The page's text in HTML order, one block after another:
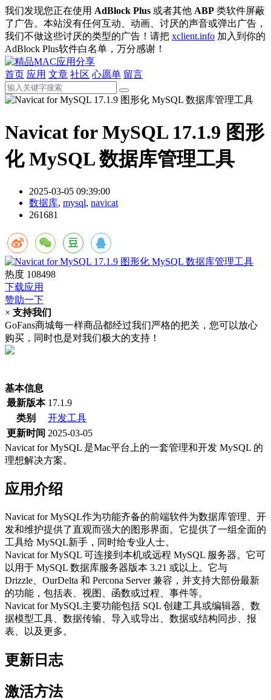
我们发现您正在使用 AdBlock Plus 或者其他 ABP 类软件屏蔽
了广告。本站没有任何互动、动画、讨厌的声音或弹出广告，
我们不做这些讨厌的类型的广告！请把 xclient.info 加入到你的
AdBlock Plus软件白名单，万分感谢！
首页 应用 文章 社区 心愿单 留言
Navicat for MySQL 17.1.9 图形
化 MySQL 数据库管理工具
2025-03-05 09:39:00
数据库, mysql, navicat
261681
热度 108498
下载应用
赞助一下
× 支持我们
GoFans商城每一样商品都经过我们严格的把关，您可以放心
购买，同时也是对我们极大的支持！
基本信息
最新版本 17.1.9
类别
开发工具
更新时间 2025-03-05
Navicat for MySQL 是Mac平台上的一套管理和开发 MySQL 的
理想解决方案。
应用介绍
Navicat for MySQL作为功能齐备的前端软件为数据库管理、开
发和维护提供了直观而强大的图形界面。它提供了一组全面的
工具给 MySQL新手，同时给专业人士。
Navicat for MySQL 可连接到本机或远程 MySQL 服务器。它可
以用于 MySQL 数据库服务器版本 3.21 或以上。它与
Drizzle、OurDelta 和 Percona Server 兼容，并支持大部份最新
的功能，包括表、视图、函数或过程、事件等。
Navicat for MySQL主要功能包括 SQL 创建工具或编辑器、数
据模型工具、数据传输、导入或导出、数据或结构同步、报
表、以及更多。
更新日志
激活方法